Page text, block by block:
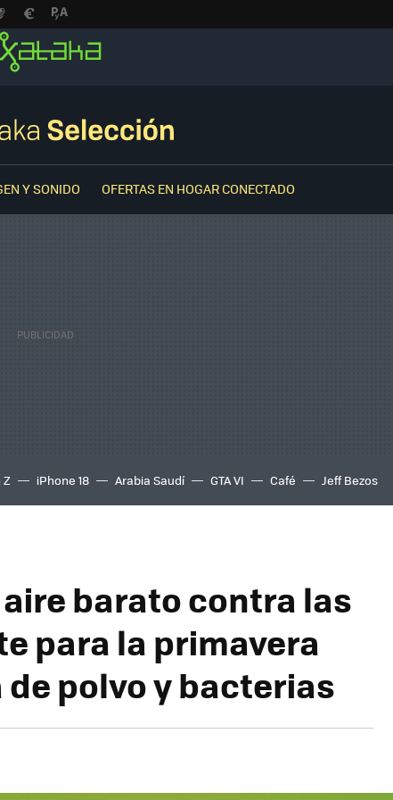
Y SONIDO OFERTAS EN HOGAR CONECTADO
iPhone 18 Arabia Saudí GTA VI Café Jeff Bezos
barato contra las
para la primavera
polvo y bacterias